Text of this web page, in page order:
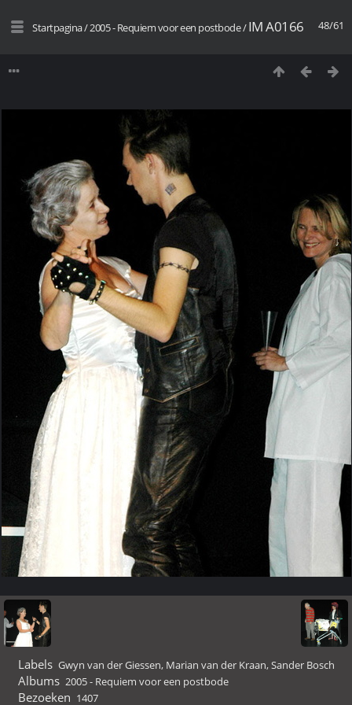
48/61
Startpagina/2005 - Requiem voor een postbode/IM A0166
Labels Gwyn van der Giessen, Marian van der Kraan,Sander Bosch
Albums 2005 - Requiem voor een postbode
Bezoeken 1407